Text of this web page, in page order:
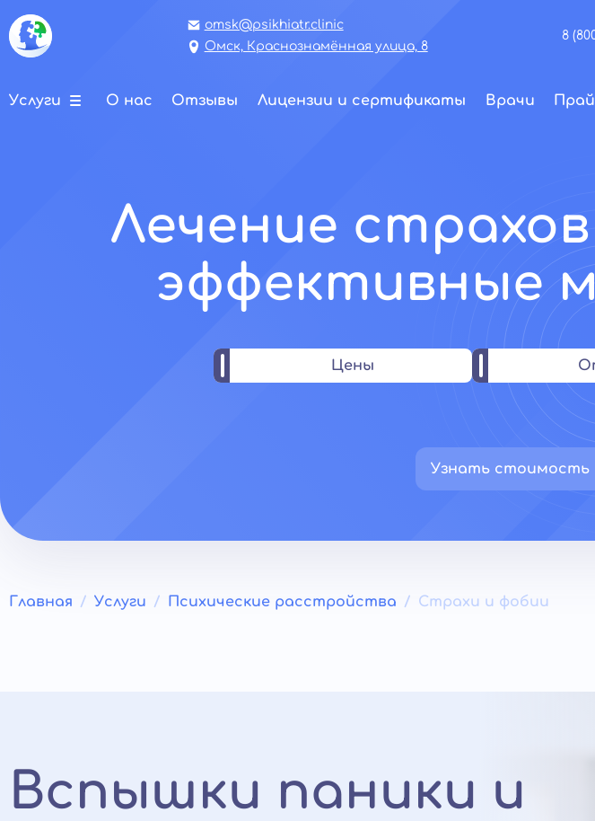
omsk@psikhiatr.clinic
Омск, Краснознамённая улица, 8
8
Услуги О нас Отзывы Лицензии и сертификаты Врачи
Лечение
эффективные
Цены
Узнать стоимость
Главная Услуги Психические расстройства Страхи и фобии
Вспышки паники и